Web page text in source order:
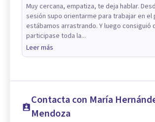
Muy cercana, empatiza, te deja hablar.
sesión supo orientarme para trabajar en el
estábamos arrastrando. Y luego consiguió
participase toda la...
Leer más
Contacta con María
Mendoza